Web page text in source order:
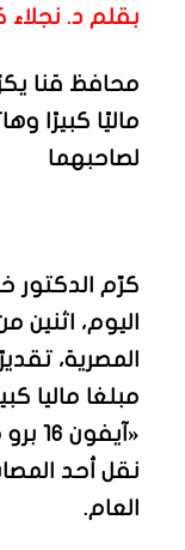
بقلم د. نجلاء
محافظ قنا
لصاحبهما
كرّم الدكتور
اليوم، اثنين
المصرية،
مبلغا ماليا
نقل أحد
العام.